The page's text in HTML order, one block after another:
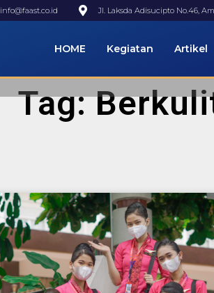
info@faast.co.id Jl. Laksda Adisucipto No.46,
HOME Kegiatan Artikel
Tag: